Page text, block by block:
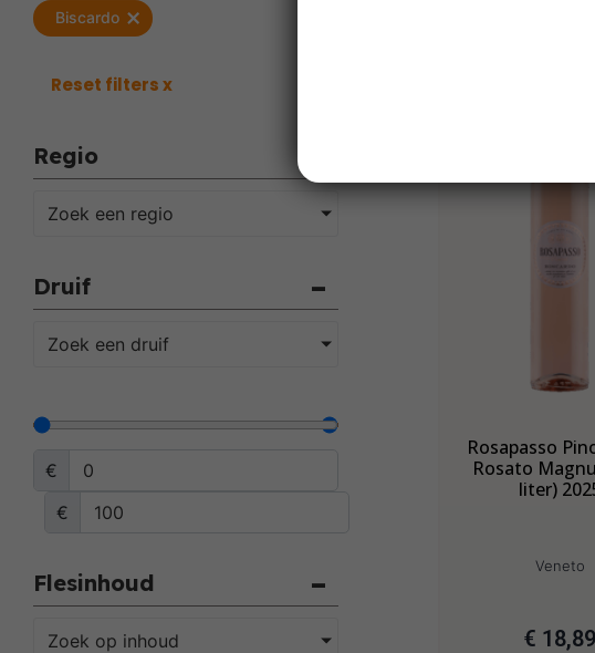
Biscardo ×
Reset filters x
Regio
Zoek een regio
Druif
Zoek een druif
€
€
Flesinhoud
Zoek op inhoud
Rosapasso
Rosato
liter)
Veneto
€ 18,89